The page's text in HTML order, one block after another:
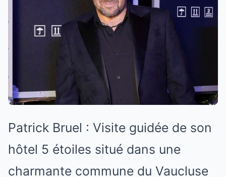
Patrick Bruel : Visite guidée de son
hôtel 5 étoiles situé dans une
charmante commune du Vaucluse